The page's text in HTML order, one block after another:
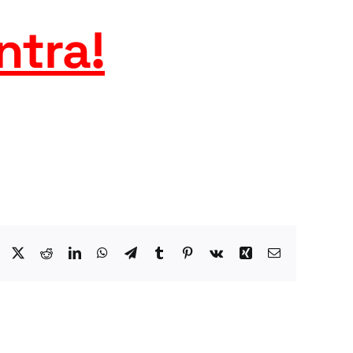
!
Facebook
X RedditLinkedInWhatsApp
TelegramTumblr Pinterest
Vk Xing Email